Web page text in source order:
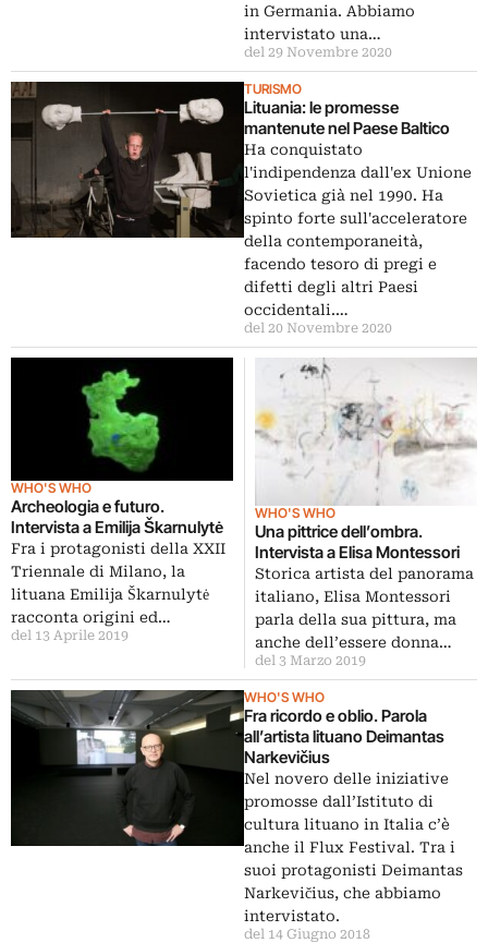
in Germania. Abbiamo
intervistato una…
del 29 Novembre 2020
TURISMO
Lituania: le promesse
mantenute nel Paese Baltico
Ha conquistato
l'indipendenza dall'ex Unione
Sovietica già nel 1990. Ha
spinto forte sull'acceleratore
della contemporaneità,
facendo tesoro di pregi e
difetti degli altri Paesi
occidentali.…
del 20 Novembre 2020
WHO'S WHO
Archeologia e futuro.
Intervista a Emilija Škarnulytė
Fra i protagonisti della XXII
Triennale di Milano, la
lituana Emilija Škarnulytė
racconta origini ed…
del 13 Aprile 2019
WHO'S WHO
Una pittrice dell’ombra.
Intervista a Elisa Montessori
Storica artista del panorama
italiano, Elisa Montessori
parla della sua pittura, ma
anche dell’essere donna…
del 3 Marzo 2019
WHO'S WHO
Fra ricordo e oblio. Parola
all’artista lituano Deimantas
Narkevičius
Nel novero delle iniziative
promosse dall’Istituto di
cultura lituano in Italia c’è
anche il Flux Festival. Tra i
suoi protagonisti Deimantas
Narkevičius, che abbiamo
intervistato.
del 14 Giugno 2018